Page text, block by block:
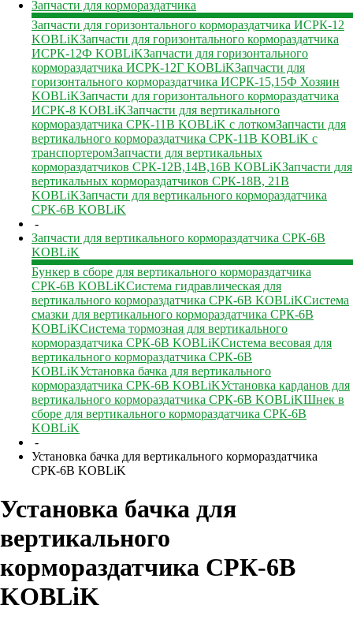
Запчасти для кормораздатчика
Запчасти для горизонтального кормораздатчика ИСРК-12
KOBLiKЗапчасти для горизонтального кормораздатчика
ИСРК-12Ф KOBLiKЗапчасти для горизонтального
кормораздатчика ИСРК-12Г KOBLiKЗапчасти для
горизонтального кормораздатчика ИСРК-15,15Ф Хозяин
KOBLiKЗапчасти для горизонтального кормораздатчика
ИСРК-8 KOBLiKЗапчасти для вертикального
кормораздатчика СРК-11В KOBLiK с лоткомЗапчасти для
вертикального кормораздатчика СРК-11В KOBLiK с
транспортеромЗапчасти для вертикальных
кормораздатчиков СРК-12В,14В,16В KOBLiKЗапчасти для
вертикальных кормораздатчиков СРК-18В, 21В
KOBLiKЗапчасти для вертикального кормораздатчика
СРК-6В KOBLiK
-
Запчасти для вертикального кормораздатчика СРК-6В
KOBLiK
Бункер в сборе для вертикального кормораздатчика
СРК-6В KOBLiKСистема гидравлическая для
вертикального кормораздатчика СРК-6В KOBLiKСистема
смазки для вертикального кормораздатчика СРК-6В
KOBLiKСистема тормозная для вертикального
кормораздатчика СРК-6В KOBLiKСистема весовая для
вертикального кормораздатчика СРК-6В
KOBLiKУстановка бачка для вертикального
кормораздатчика СРК-6В KOBLiKУстановка карданов для
вертикального кормораздатчика СРК-6В KOBLiKШнек в
сборе для вертикального кормораздатчика СРК-6В
KOBLiK
-
Установка бачка для вертикального кормораздатчика
СРК-6В KOBLiK
Установка бачка для
вертикального
кормораздатчика СРК-6В
KOBLiK